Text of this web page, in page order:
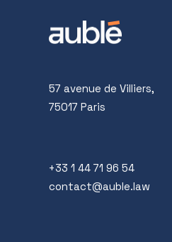
57 avenue de Villiers,
75017 Paris
+33 1 44 71 96 54
contact@auble.law